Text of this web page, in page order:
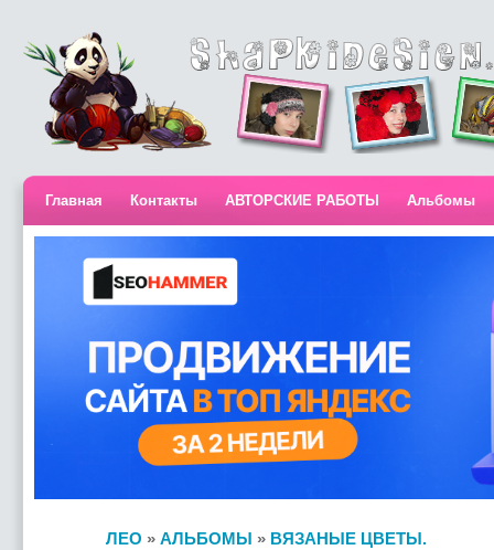
Главная Контакты АВТОРСКИЕ РАБОТЫ Альбомы
ЛЕО » АЛЬБОМЫ » ВЯЗАНЫЕ ЦВЕТЫ.